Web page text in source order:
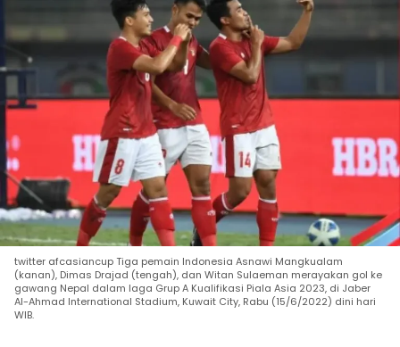
twitter afcasiancup Tiga pemain Indonesia Asnawi Mangkualam
(kanan), Dimas Drajad (tengah), dan Witan Sulaeman merayakan gol ke
gawang Nepal dalam laga Grup A Kualifikasi Piala Asia 2023, di Jaber
Al-Ahmad International Stadium, Kuwait City, Rabu (15/6/2022) dini hari
WIB.